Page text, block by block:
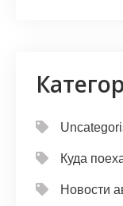
Куда
Новости